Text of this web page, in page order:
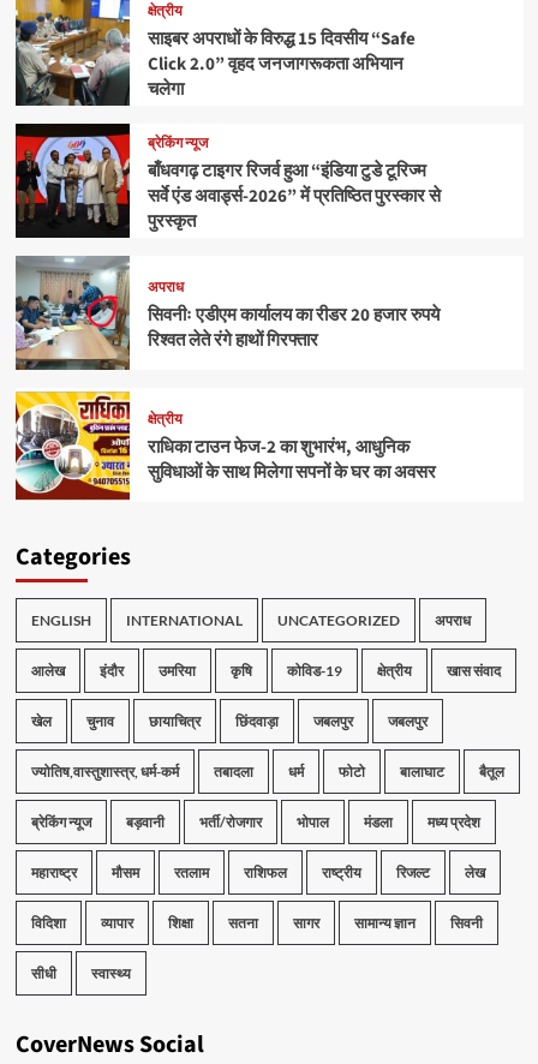
क्षेत्रीय
साइबर अपराधों के विरुद्ध 15 दिवसीय “Safe
Click 2.0” वृहद जनजागरूकता अभियान
चलेगा
ब्रेकिंग न्यूज
बाँधवगढ़ टाइगर रिजर्व हुआ “इंडिया टुडे टूरिज्म
सर्वे एंड अवार्ड्स-2026” में प्रतिष्ठित पुरस्कार से
पुरस्कृत
अपराध
सिवनीः एडीएम कार्यालय का रीडर 20 हजार रुपये
रिश्वत लेते रंगे हाथों गिरफ्तार
क्षेत्रीय
राधिका टाउन फेज-2 का शुभारंभ, आधुनिक
सुविधाओं के साथ मिलेगा सपनों के घर का अवसर
Categories
ENGLISH INTERNATIONAL UNCATEGORIZED अपराध
आलेख इंदौर उमरिया कृषि कोविड-19 क्षेत्रीय खास संवाद
खेल चुनाव छायाचित्र छिंदवाड़ा जबलपुर जबलपुर
ज्योतिष,वास्तुशास्त्र, धर्म-कर्म तबादला धर्म फोटो बालाघाट बैतूल
ब्रेकिंग न्यूज बड़वानी भर्ती/रोजगार भोपाल मंडला मध्य प्रदेश
महाराष्ट्र मौसम रतलाम राशिफल राष्ट्रीय रिजल्ट लेख
विदिशा व्यापार शिक्षा सतना सागर सामान्य ज्ञान सिवनी
सीधी स्वास्थ्य
CoverNews Social